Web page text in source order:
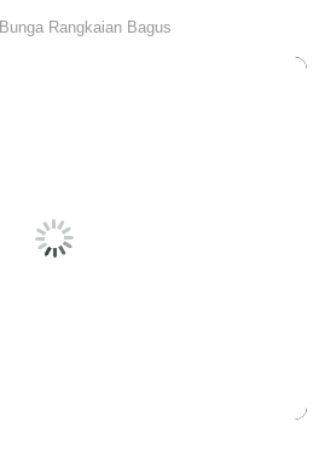
Bunga Rangkaian Bagus